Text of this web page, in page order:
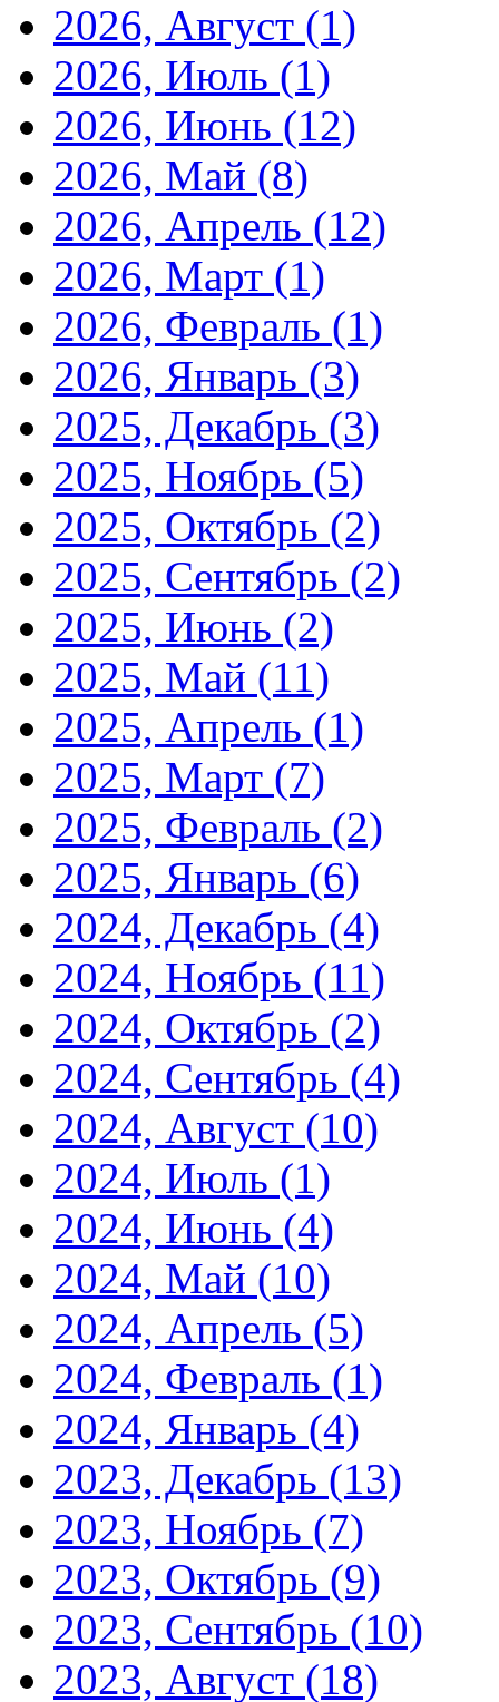
2026, Август (1)
2026, Июль (1)
2026, Июнь (12)
2026, Май (8)
2026, Апрель (12)
2026, Март (1)
2026, Февраль (1)
2026, Январь (3)
2025, Декабрь (3)
2025, Ноябрь (5)
2025, Октябрь (2)
2025, Сентябрь (2)
2025, Июнь (2)
2025, Май (11)
2025, Апрель (1)
2025, Март (7)
2025, Февраль (2)
2025, Январь (6)
2024, Декабрь (4)
2024, Ноябрь (11)
2024, Октябрь (2)
2024, Сентябрь (4)
2024, Август (10)
2024, Июль (1)
2024, Июнь (4)
2024, Май (10)
2024, Апрель (5)
2024, Февраль (1)
2024, Январь (4)
2023, Декабрь (13)
2023, Ноябрь (7)
2023, Октябрь (9)
2023, Сентябрь (10)
2023, Август (18)